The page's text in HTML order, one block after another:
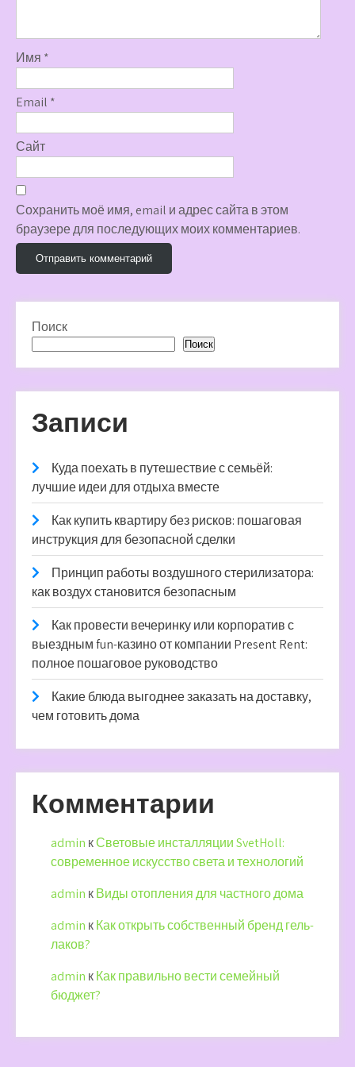
Имя *
Email *
Сайт
Сохранить моё имя, email и адрес сайта в этом
браузере для последующих моих комментариев.
Поиск
Поиск
Записи
Куда поехать в путешествие с семьёй:
лучшие идеи для отдыха вместе
Как купить квартиру без рисков: пошаговая
инструкция для безопасной сделки
Принцип работы воздушного стерилизатора:
как воздух становится безопасным
Как провести вечеринку или корпоратив с
выездным fun-казино от компании Present Rent:
полное пошаговое руководство
Какие блюда выгоднее заказать на доставку,
чем готовить дома
Комментарии
admin кСветовые инсталляции SvetHoll:
современное искусство света и технологий
admin кВиды отопления для частного дома
admin кКак открыть собственный бренд гель-
лаков?
admin кКак правильно вести семейный
бюджет?